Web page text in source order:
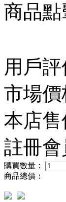
商品點
用戶評
市場價
本店售
註冊會
購買數量：
商品總價：